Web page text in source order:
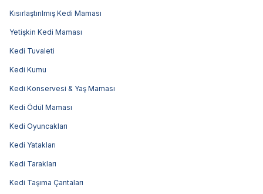
Kısırlaştırılmış Kedi Maması
Yetişkin Kedi Maması
Kedi Tuvaleti
Kedi Kumu
Kedi Konservesi & Yaş Maması
Kedi Ödül Maması
Kedi Oyuncakları
Kedi Yatakları
Kedi Tarakları
Kedi Taşıma Çantaları